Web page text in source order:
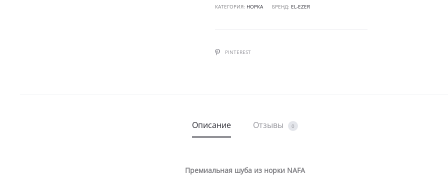
КАТЕГОРИЯ: НОРКА БРЕНД: EL-EZER
SHAREPINTEREST
Описание Отзывы 0
Премиальная шуба из норки NAFA